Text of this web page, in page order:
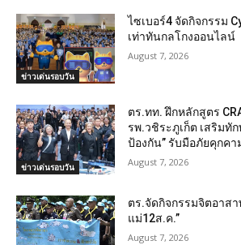
ข่าวเด่นรอบวัน
ไซเบอร์4 จัดกิจกรรม
เท่าทันกลโกงออนไลน์
August 7, 2026
ข่าวเด่นรอบวัน
ตร.ทท. ฝึกหลักสูตร
รพ.วชิระภูเก็ต เสริมทั
ป้องกัน” รับมือภัยคุกคา
August 7, 2026
ตร.จัดกิจกรรมจิตอาส
แม่12ส.ค.”
August 7, 2026